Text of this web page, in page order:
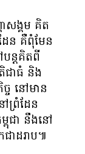
ា​សង្គម គិត​
ែន គឺ​ពុំ​មែន​
ន្ត​គិត​ពី​
ជា​ធំ និង​
ច នៅ​មាន​
ព្រំដែន​
ពុជា នឹង​នៅ​
ា​ដរាប៕